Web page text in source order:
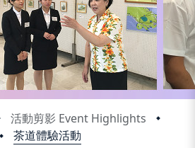
活動剪影 Event Highlights
茶道體驗活動